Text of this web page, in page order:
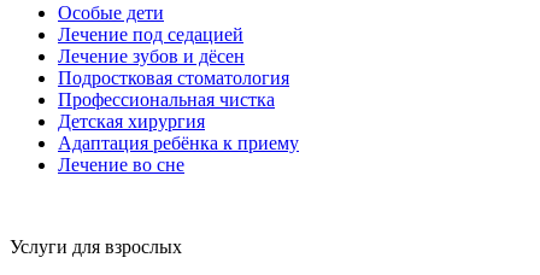
Особые дети
Лечение под седацией
Лечение зубов и дёсен
Подростковая стоматология
Профессиональная чистка
Детская хирургия
Адаптация ребёнка к приему
Лечение во сне
Услуги для взрослых